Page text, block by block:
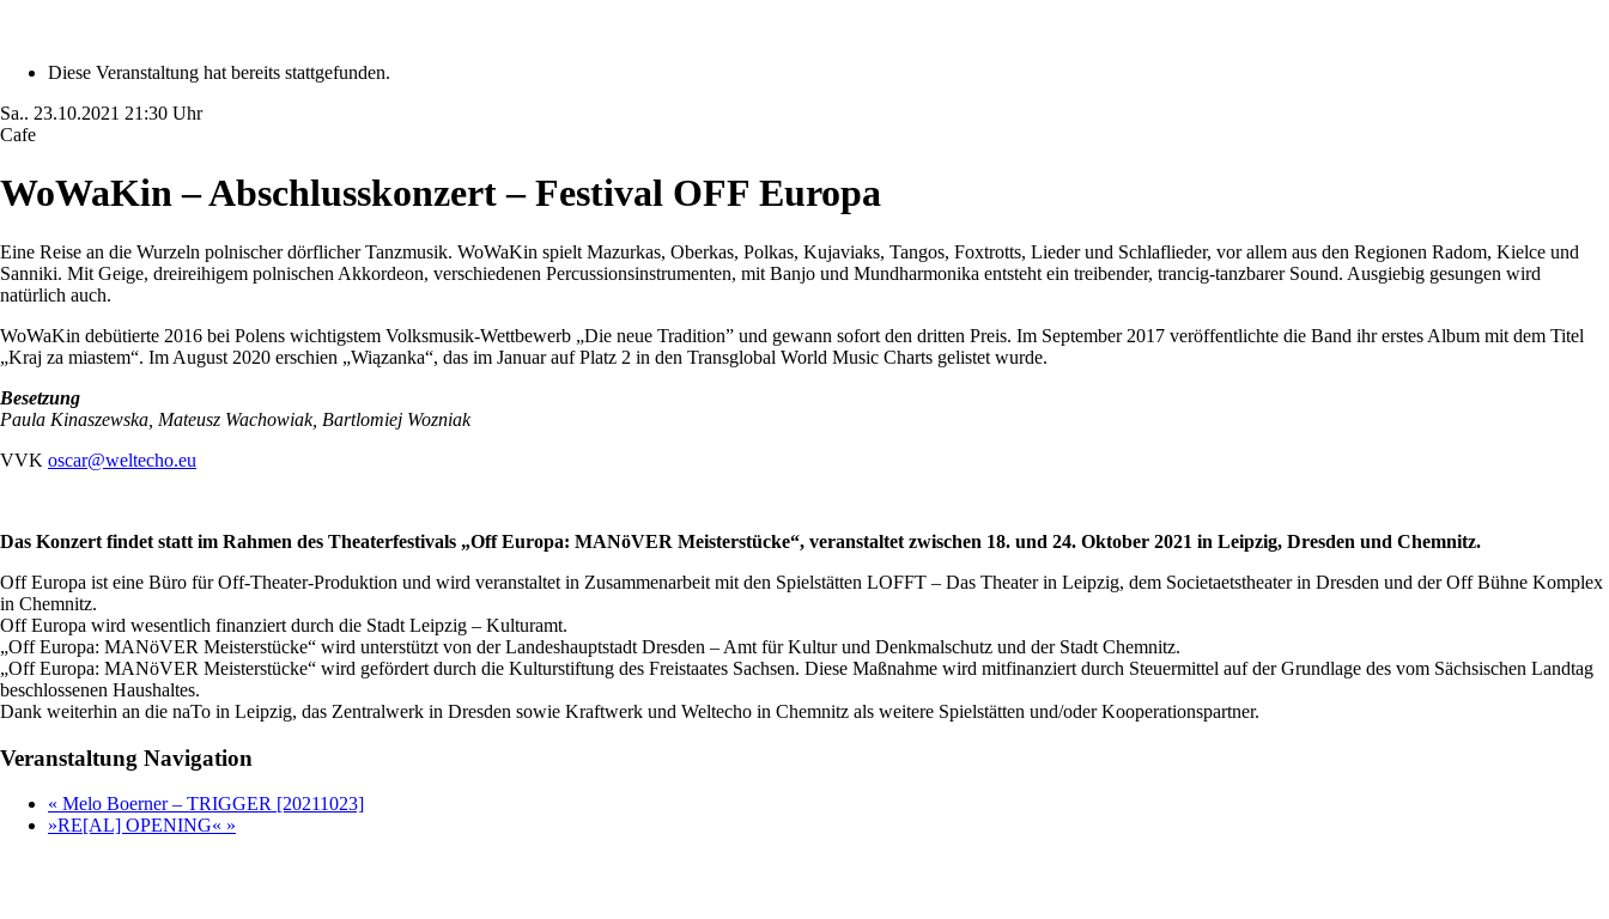
Diese Veranstaltung hat bereits stattgefunden.
Sa.. 23.10.2021 21:30 Uhr
Cafe
WoWaKin – Abschlusskonzert – Festival OFF Europa
Eine Reise an die Wurzeln polnischer dörflicher Tanzmusik. WoWaKin spielt Mazurkas, Oberkas, Polkas, Kujaviaks, Tangos, Foxtrotts, Lieder und Schlaflieder, vor allem aus den Regionen Radom, Kielce und
Sanniki. Mit Geige, dreireihigem polnischen Akkordeon, verschiedenen Percussionsinstrumenten, mit Banjo und Mundharmonika entsteht ein treibender, trancig-tanzbarer Sound. Ausgiebig gesungen wird
natürlich auch.
WoWaKin debütierte 2016 bei Polens wichtigstem Volksmusik-Wettbewerb „Die neue Tradition” und gewann sofort den dritten Preis. Im September 2017 veröffentlichte die Band ihr erstes Album mit dem Titel
„Kraj za miastem“. Im August 2020 erschien „Wiązanka“, das im Januar auf Platz 2 in den Transglobal World Music Charts gelistet wurde.
Besetzung
Paula Kinaszewska, Mateusz Wachowiak, Bartlomiej Wozniak
VVK oscar@weltecho.eu
Das Konzert findet statt im Rahmen des Theaterfestivals „Off Europa: MANöVER Meisterstücke“, veranstaltet zwischen 18. und 24. Oktober 2021 in Leipzig, Dresden und Chemnitz.
Off Europa ist eine Büro für Off-Theater-Produktion und wird veranstaltet in Zusammenarbeit mit den Spielstätten LOFFT – Das Theater in Leipzig, dem Societaetstheater in Dresden und der Off Bühne Komplex
in Chemnitz.
Off Europa wird wesentlich finanziert durch die Stadt Leipzig – Kulturamt.
„Off Europa: MANöVER Meisterstücke“ wird unterstützt von der Landeshauptstadt Dresden – Amt für Kultur und Denkmalschutz und der Stadt Chemnitz.
„Off Europa: MANöVER Meisterstücke“ wird gefördert durch die Kulturstiftung des Freistaates Sachsen. Diese Maßnahme wird mitfinanziert durch Steuermittel auf der Grundlage des vom Sächsischen Landtag
beschlossenen Haushaltes.
Dank weiterhin an die naTo in Leipzig, das Zentralwerk in Dresden sowie Kraftwerk und Weltecho in Chemnitz als weitere Spielstätten und/oder Kooperationspartner.
Veranstaltung Navigation
« Melo Boerner – TRIGGER [20211023]
»RE[AL] OPENING« »